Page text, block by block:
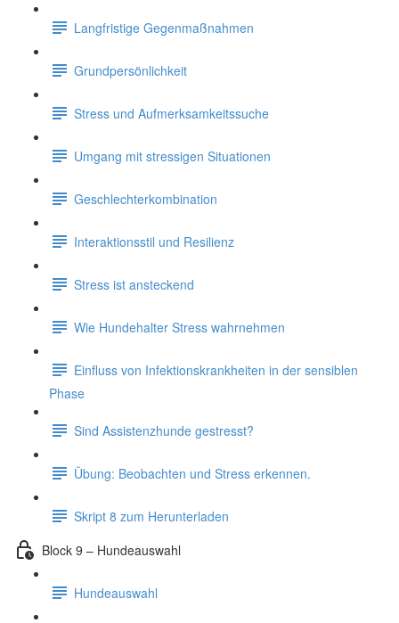
Langfristige Gegenmaßnahmen
Grundpersönlichkeit
Stress und Aufmerksamkeitssuche
Umgang mit stressigen Situationen
Geschlechterkombination
Interaktionsstil und Resilienz
Stress ist ansteckend
Wie Hundehalter Stress wahrnehmen
Einfluss von Infektionskrankheiten in der sensiblen
Phase
Sind Assistenzhunde gestresst?
Übung: Beobachten und Stress erkennen.
Skript 8 zum Herunterladen
Block 9 – Hundeauswahl
Hundeauswahl